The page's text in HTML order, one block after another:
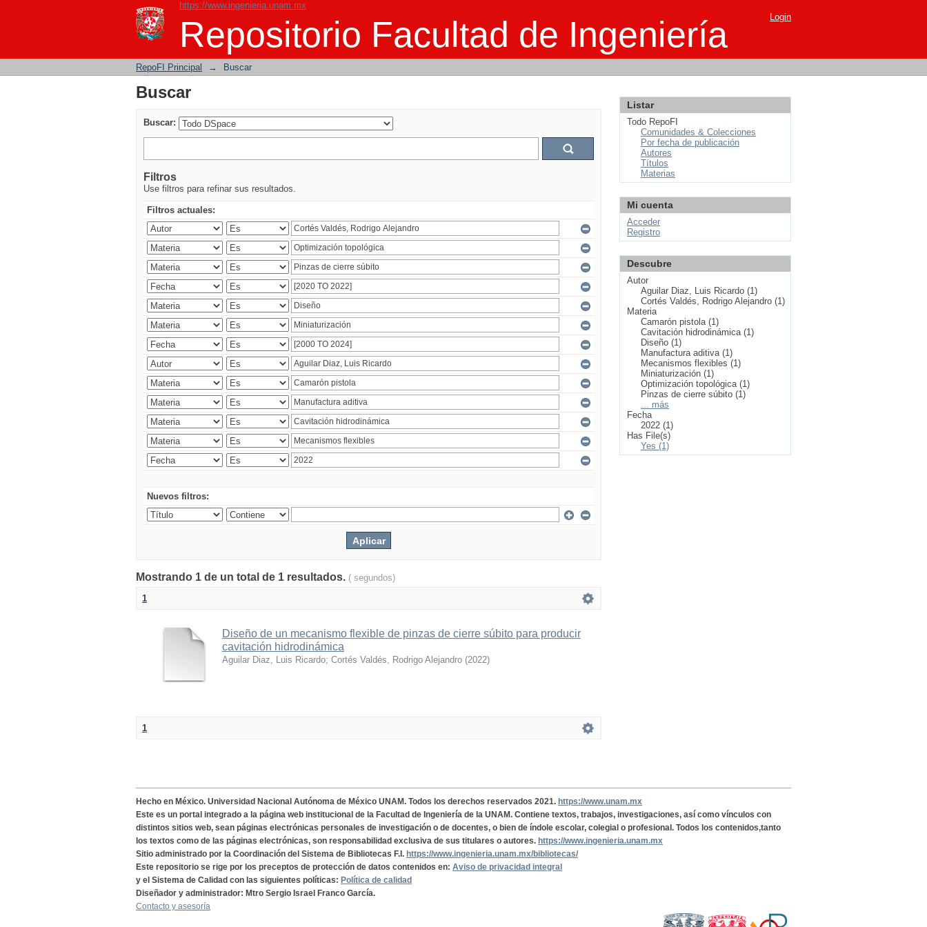
https://www.ingenieria.unam.mx
Repositorio Facultad de Ingeniería
Buscar Login
RepoFI Principal → Buscar
Buscar
Buscar:
Filtros
Use filtros para refinar sus resultados.
Filtros actuales:
Nuevos filtros:
Mostrando 1 de un total de 1 resultados. ( segundos)
1
Diseño de un mecanismo flexible de pinzas de cierre súbito para producir
cavitación hidrodinámica
Aguilar Diaz, Luis Ricardo; Cortés Valdés, Rodrigo Alejandro (2022)
1
Listar
Todo RepoFI
Comunidades & Colecciones
Por fecha de publicación
Autores
Títulos
Materias
Mi cuenta
Acceder
Registro
Descubre
Autor
Aguilar Diaz, Luis Ricardo (1)
Cortés Valdés, Rodrigo Alejandro (1)
Materia
Camarón pistola (1)
Cavitación hidrodinámica (1)
Diseño (1)
Manufactura aditiva (1)
Mecanismos flexibles (1)
Miniaturización (1)
Optimización topológica (1)
Pinzas de cierre súbito (1)
... más
Fecha
2022 (1)
Has File(s)
Yes (1)
Hecho en México. Universidad Nacional Autónoma de México UNAM. Todos los derechos reservados 2021. https://www.unam.mx
Este es un portal integrado a la página web institucional de la Facultad de Ingeniería de la UNAM. Contiene textos, trabajos, investigaciones, así como vínculos con
distintos sitios web, sean páginas electrónicas personales de investigación o de docentes, o bien de índole escolar, colegial o profesional. Todos los contenidos,tanto
los textos como de las páginas electrónicas, son responsabilidad exclusiva de sus titulares o autores. https://www.ingenieria.unam.mx
Sitio administrado por la Coordinación del Sistema de Bibliotecas F.I. https://www.ingenieria.unam.mx/bibliotecas/
Este repositorio se rige por los preceptos de protección de datos contenidos en: Aviso de privacidad integral
y el Sistema de Calidad con las siguientes políticas: Política de calidad
Diseñador y administrador: Mtro Sergio Israel Franco García.
Contacto y asesoría